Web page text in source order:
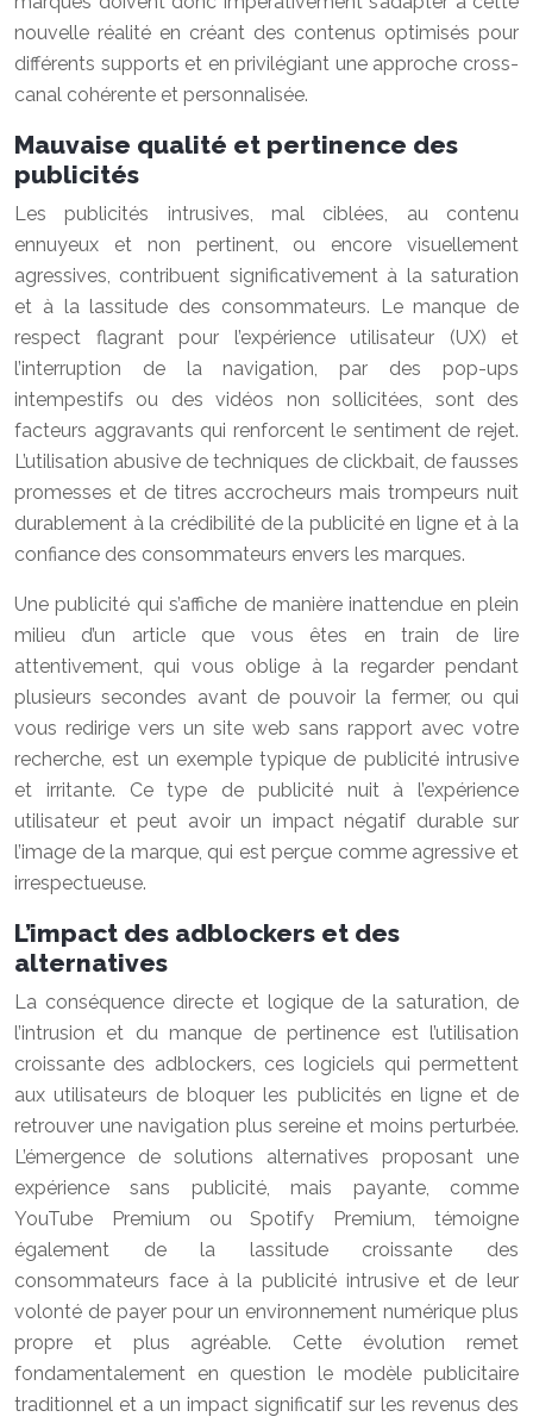
nouvelle réalité en créant des contenus optimisés pour
différents supports et en privilégiant une approche cross-
canal cohérente et personnalisée.
Mauvaise qualité et pertinence des
publicités
Les publicités intrusives, mal ciblées, au contenu
ennuyeux et non pertinent, ou encore visuellement
agressives, contribuent significativement à la saturation
et à la lassitude des consommateurs. Le manque de
respect flagrant pour l’expérience utilisateur (UX) et
l’interruption de la navigation, par des pop-ups
intempestifs ou des vidéos non sollicitées, sont des
facteurs aggravants qui renforcent le sentiment de rejet.
L’utilisation abusive de techniques de clickbait, de fausses
promesses et de titres accrocheurs mais trompeurs nuit
durablement à la crédibilité de la publicité en ligne et à la
confiance des consommateurs envers les marques.
Une publicité qui s’affiche de manière inattendue en plein
milieu d’un article que vous êtes en train de lire
attentivement, qui vous oblige à la regarder pendant
plusieurs secondes avant de pouvoir la fermer, ou qui
vous redirige vers un site web sans rapport avec votre
recherche, est un exemple typique de publicité intrusive
et irritante. Ce type de publicité nuit à l’expérience
utilisateur et peut avoir un impact négatif durable sur
l’image de la marque, qui est perçue comme agressive et
irrespectueuse.
L’impact des adblockers et des
alternatives
La conséquence directe et logique de la saturation, de
l’intrusion et du manque de pertinence est l’utilisation
croissante des adblockers, ces logiciels qui permettent
aux utilisateurs de bloquer les publicités en ligne et de
retrouver une navigation plus sereine et moins perturbée.
L’émergence de solutions alternatives proposant une
expérience sans publicité, mais payante, comme
YouTube Premium ou Spotify Premium, témoigne
également de la lassitude croissante des
consommateurs face à la publicité intrusive et de leur
volonté de payer pour un environnement numérique plus
propre et plus agréable. Cette évolution remet
fondamentalement en question le modèle publicitaire
traditionnel et a un impact significatif sur les revenus des